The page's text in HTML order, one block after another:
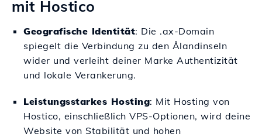
mit Hostico
Geografische Identität: Die .ax-Domain
spiegelt die Verbindung zu den Ålandinseln
wider und verleiht deiner Marke Authentizität
und lokale Verankerung.
Leistungsstarkes Hosting: Mit Hosting von
Hostico, einschließlich VPS-Optionen, wird deine
Website von Stabilität und hohen